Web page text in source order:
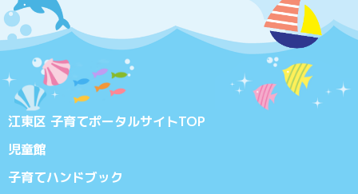
江東区 子育てポータルサイトTOP
児童館
子育てハンドブック